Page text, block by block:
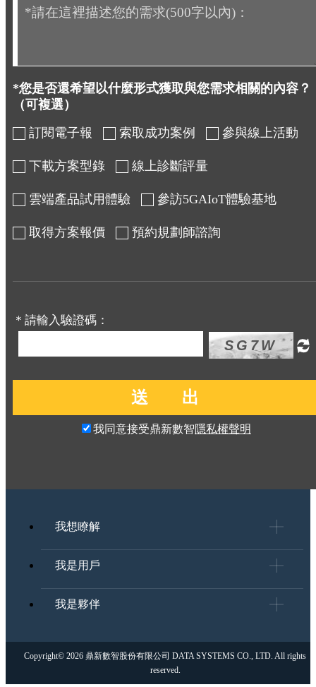
*您是否還希望以什麼形式獲取與您需求相關的內容？
（可複選）
訂閱電子報
索取成功案例 參與線上活動
下載方案型錄 線上診斷評量
雲端產品試用體驗 參訪5GAIoT體驗基地
取得方案報價 預約規劃師諮詢
＊請輸入驗證碼：
我同意接受鼎新數智隱私權聲明
我想瞭解
我是用戶
我是夥伴
Copyright© 2026 鼎新數智股份有限公司 DATA SYSTEMS CO., LTD. All rights
reserved.